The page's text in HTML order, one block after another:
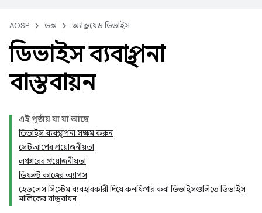
AOSP ডক্স অ্যান্ড্রয়েড ডিভাইস
ডিভাইস ব্যবস্থাপনা
বাস্তবায়ন
এই পৃষ্ঠায় যা যা আছে
ডিভাইস ব্যবস্থাপনা সক্ষম করুন
সেটআপের প্রয়োজনীয়তা
লঞ্চারের প্রয়োজনীয়তা
ডিফল্ট কাজের অ্যাপস
হেডলেস সিস্টেম ব্যবহারকারী দিয়ে কনফিগার করা ডিভাইসগুলিতে ডিভাইস
মালিকের বাস্তবায়ন